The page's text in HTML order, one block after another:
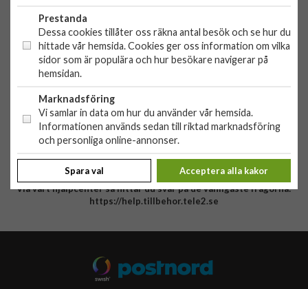
HANDLA
Outlet
Nyheter
Varumärken
Specialkategorier
Kundservice
90 dagars öppet köp
Köpevillkor
Retur
ÖVRIGT
Om oss
Om cookies
Integritetspolicy
Via vårt hjälpcenter så hittar du svar på de vanligaste frågorna:
https://help.tillbehor.tele2.se
Prestanda
Dessa cookies tillåter oss räkna antal besök och se hur du
hittade vår hemsida. Cookies ger oss information om vilka
sidor som är populära och hur besökare navigerar på
hemsidan.
Marknadsföring
Vi samlar in data om hur du använder vår hemsida.
Informationen används sedan till riktad marknadsföring
och personliga online-annonser.
Spara val Acceptera alla kakor